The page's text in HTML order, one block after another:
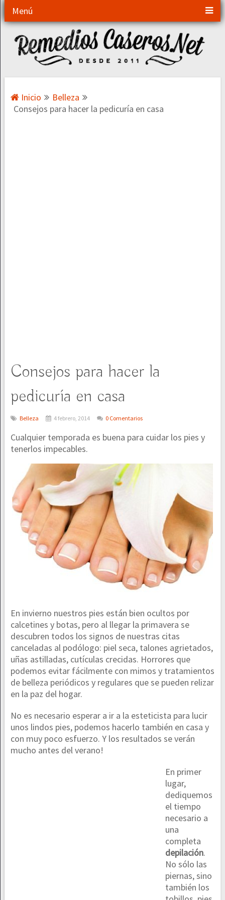
Menú
Inicio
Belleza
Consejos para hacer la pedicuría en casa
Consejos para hacer la
pedicuría en casa
Belleza 4 febrero, 2014 0 Comentarios
Cualquier temporada es buena para cuidar los pies y
tenerlos impecables.
En invierno nuestros pies están bien ocultos por
calcetines y botas, pero al llegar la primavera se
descubren todos los signos de nuestras citas
canceladas al podólogo: piel seca, talones agrietados,
uñas astilladas, cutículas crecidas. Horrores que
podemos evitar fácilmente con mimos y tratamientos
de belleza periódicos y regulares que se pueden relizar
en la paz del hogar.
No es necesario esperar a ir a la esteticista para lucir
unos lindos pies, podemos hacerlo también en casa y
con muy poco esfuerzo. Y los resultados se verán
mucho antes del verano!
En primer
lugar,
dediquemos
el tiempo
necesario a
una
completa
depilación.
No sólo las
piernas, sino
también los